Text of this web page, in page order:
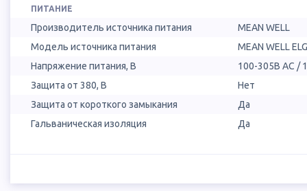
ПИТАНИЕ
Производитель источника питания
MEAN WELL
Модель источника питания
MEAN WELL
Напряжение питания, В
100-305В AC /
Защита от 380, В
Нет
Защита от короткого замыкания
Да
Гальваническая изоляция
Да